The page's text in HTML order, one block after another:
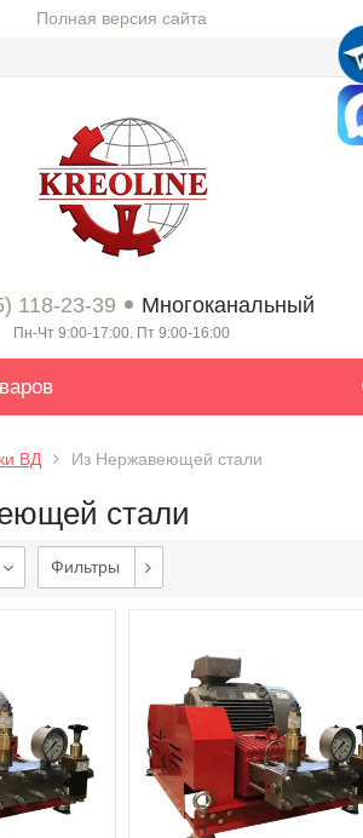
Полная версия сайта
118-23-39 Многоканальный
Пн-Чт 9:00-17:00. Пт 9:00-16:00
ВД Из Нержавеющей стали
стали
Фильтры